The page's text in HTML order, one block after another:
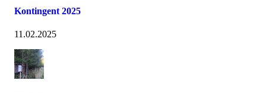
Kontingent 2025
11.02.2025